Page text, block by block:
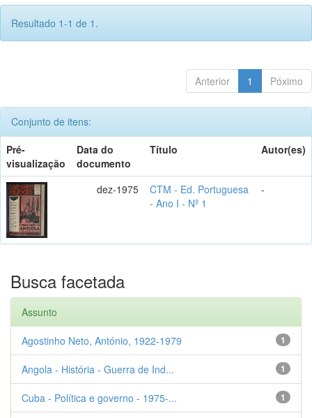
Resultado 1-1 de 1.
Anterior 1 Póximo
Conjunto de itens:
Pré-
visualização
Data do
documento
Título Autor(es)
dez-1975
CTM - Ed. Portuguesa
- Ano I - Nº 1
-
Busca facetada
Assunto
1
Agostinho Neto, António, 1922-1979
1
Angola - História - Guerra de Ind...
1
Cuba - Política e governo - 1975-...